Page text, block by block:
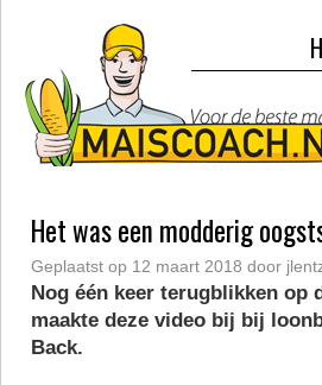
Het was een modderig
Geplaatst op 12 maart 2018 door
Nog één keer terugblikken op
maakte deze video bij bij
Back.